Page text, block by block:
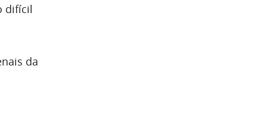
difícil
da